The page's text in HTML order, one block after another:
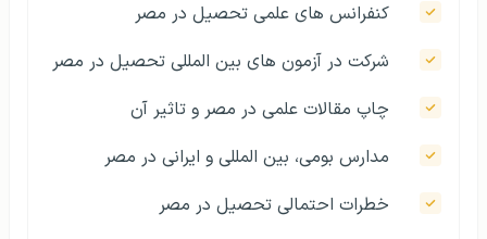
کنفرانس های علمی تحصیل در مصر
شرکت در آزمون های بین المللی تحصیل در مصر
چاپ مقالات علمی در مصر و تاثیر آن
مدارس بومی، بین المللی و ایرانی در مصر
خطرات احتمالی تحصیل در مصر